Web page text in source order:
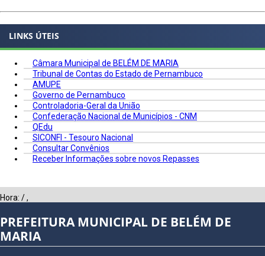
LINKS ÚTEIS
Câmara Municipal de BELÉM DE MARIA
Tribunal de Contas do Estado de Pernambuco
AMUPE
Governo de Pernambuco
Controladoria-Geral da União
Confederação Nacional de Municípios - CNM
QEdu
SICONFI - Tesouro Nacional
Consultar Convênios
Receber Informações sobre novos Repasses
Hora: /,
PREFEITURA MUNICIPAL DE BELÉM DE
MARIA